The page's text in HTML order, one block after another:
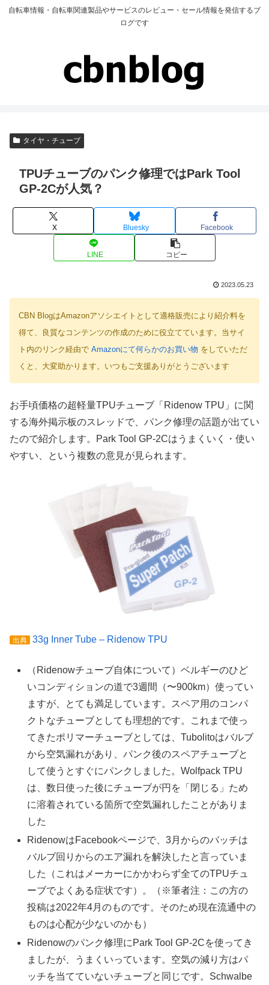
自転車情報・自転車関連製品やサービスのレビュー・セール情報を発信するブ
ログです
タイヤ・チューブ
TPUチューブのパンク修理ではPark Tool
GP-2Cが人気？
X Bluesky Facebook
LINE コピー
2023.05.23
CBN BlogはAmazonアソシエイトとして適格販売により紹介料を
得て、良質なコンテンツの作成のために役立てています。当サイ
ト内のリンク経由で Amazonにて何らかのお買い物 をしていただ
くと、大変助かります。いつもご支援ありがとうございます
お手頃価格の超軽量TPUチューブ「Ridenow TPU」に関
する海外掲示板のスレッドで、パンク修理の話題が出てい
たので紹介します。Park Tool GP-2Cはうまくいく・使い
やすい、という複数の意見が見られます。
出典 33g Inner Tube – Ridenow TPU
（Ridenowチューブ自体について）ベルギーのひど
いコンディションの道で3週間（〜900km）使ってい
ますが、とても満足しています。スペア用のコンパ
クトなチューブとしても理想的です。これまで使っ
てきたポリマーチューブとしては、Tubolitoはバルブ
から空気漏れがあり、パンク後のスペアチューブと
して使うとすぐにパンクしました。Wolfpack TPU
は、数日使った後にチューブが円を「閉じる」ため
に溶着されている箇所で空気漏れしたことがありま
した
RidenowはFacebookページで、3月からのバッチは
バルブ回りからのエア漏れを解決したと言っていま
した（これはメーカーにかかわらず全てのTPUチュ
ーブでよくある症状です）。（※筆者注：この方の
投稿は2022年4月のものです。そのため現在流通中の
ものは心配が少ないのかも）
Ridenowのパンク修理にPark Tool GP-2Cを使ってき
ましたが、うまくいっています。空気の減り方はパ
ッチを当てていないチューブと同じです。Schwalbe